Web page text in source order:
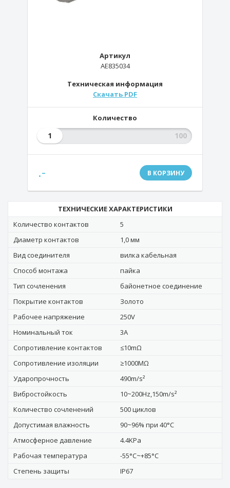
Артикул
AE835034
Техническая информация
Скачать PDF
Количество
1
.- В КОРЗИНУ
ТЕХНИЧЕСКИЕ ХАРАКТЕРИСТИКИ
Количество контактов
5
Диаметр контактов
1,0 мм
Вид соединителя
вилка кабельная
Способ монтажа
пайка
Тип сочленения
байонетное соединение
Покрытие контактов
Золото
Рабочее напряжение
250V
Номинальный ток
3A
Сопротивление контактов
≤10mΩ
Сопротивление изоляции
≥1000MΩ
Ударопрочность
490m/s²
Вибростойкость
10~200Hz,150m/s²
Количество сочленений
500 циклов
Допустимая влажность
90~96% при 40°C
Атмосферное давление
4.4KPa
Рабочая температура
-55°C~+85°C
Степень защиты
IP67